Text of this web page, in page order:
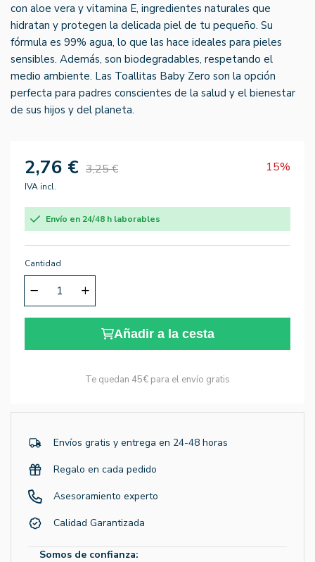
con aloe vera y vitamina E, ingredientes naturales que
hidratan y protegen la delicada piel de tu pequeño. Su
fórmula es 99% agua, lo que las hace ideales para pieles
sensibles. Además, son biodegradables, respetando el
medio ambiente. Las Toallitas Baby Zero son la opción
perfecta para padres conscientes de la salud y el bienestar
de sus hijos y del planeta.
2,76 € 3,25 € 15%
IVA incl.
Envío en 24/48 h laborables
Cantidad
Añadir a la cesta
Te quedan 45€ para el envío gratis
Envíos gratis y entrega en 24-48 horas
Regalo en cada pedido
Asesoramiento experto
Calidad Garantizada
Somos de confianza: